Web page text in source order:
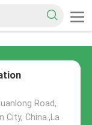
Road,
City, China.,La